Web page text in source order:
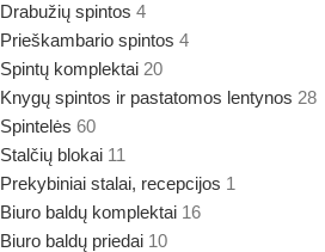
Drabužių spintos 4
Prieškambario spintos 4
Spintų komplektai 20
Knygų spintos ir pastatomos lentynos 28
Spintelės 60
Stalčių blokai 11
Prekybiniai stalai, recepcijos 1
Biuro baldų komplektai 16
Biuro baldų priedai 10